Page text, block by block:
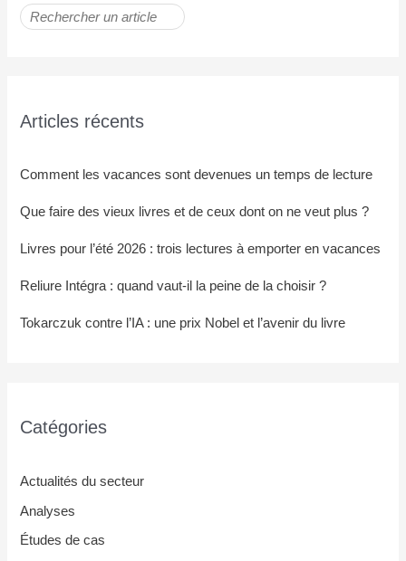
Articles récents
Comment les vacances sont devenues un temps de lecture
Que faire des vieux livres et de ceux dont on ne veut plus ?
Livres pour l’été 2026 : trois lectures à emporter en vacances
Reliure Intégra : quand vaut-il la peine de la choisir ?
Tokarczuk contre l’IA : une prix Nobel et l’avenir du livre
Catégories
Actualités du secteur
Analyses
Études de cas